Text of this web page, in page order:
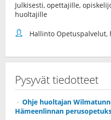
Julkisesti, opettajille,
huoltajille
Hallinto Opetuspalvelut,
Pysyvät tiedotteet
Ohje huoltajan
Hämeenlinnan